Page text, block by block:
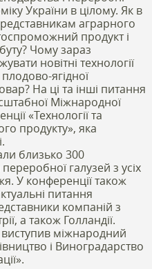
України в цілому. Як в
аграрного
продукт і
Чому зараз
новітні технології
ягідної
На ці та інші питання
Міжнародної
«Технології та
продукту», яка
близько 300
галузей з усіх
У конференції також
питання
компаній з
а також Голландії.
міжнародний
і Виноградарство